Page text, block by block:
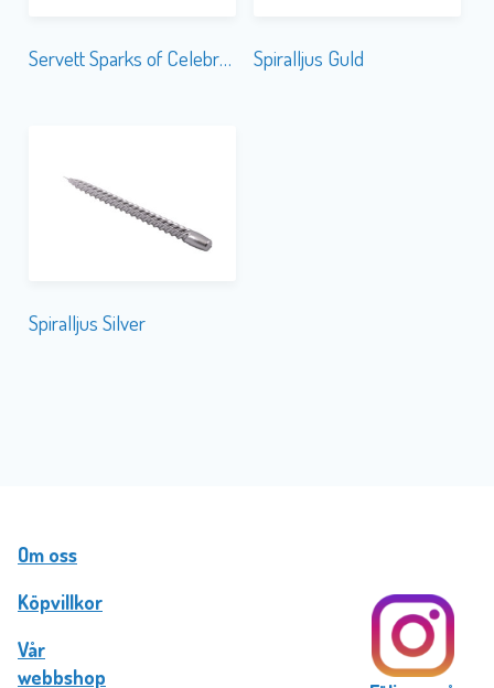
Servett Sparks of Celebration Spiralljus Guld
Spiralljus Silver
Om oss
Köpvillkor
Vår
webbshop